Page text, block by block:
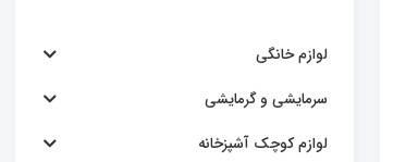
لوازم خانگی
سرمایشی و گرمایشی
لوازم کوچک آشپزخانه